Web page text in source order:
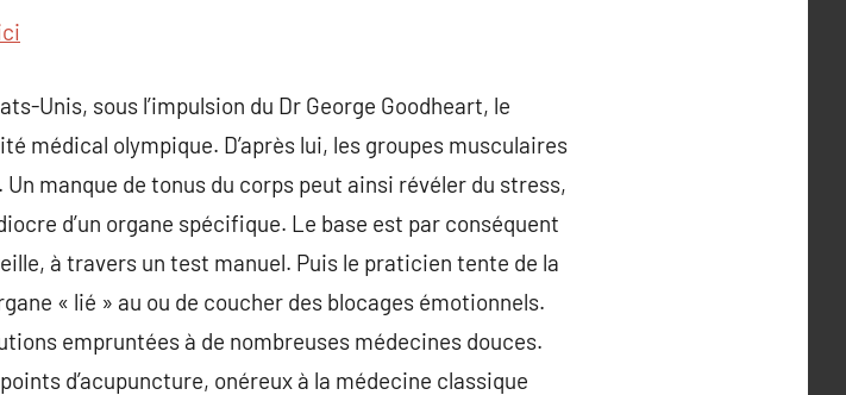
Unis, sous l’impulsion du Dr George Goodheart, le
médical olympique. D’après lui, les groupes musculaires
manque de tonus du corps peut ainsi révéler du stress,
d’un organe spécifique. Le base est par conséquent
à travers un test manuel. Puis le praticien tente de la
« lié » au ou de coucher des blocages émotionnels.
empruntées à de nombreuses médecines douces.
d’acupuncture, onéreux à la médecine classique